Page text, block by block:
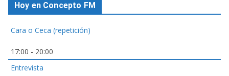
Hoy en Concepto FM
Cara o Ceca (repetición)
17:00 - 20:00
Entrevista